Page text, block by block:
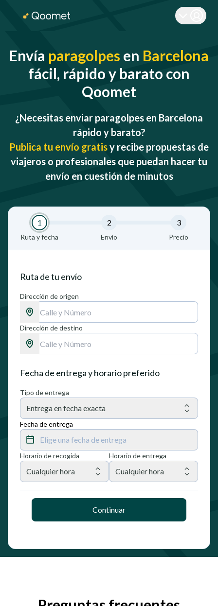
Envía paragolpes en Barcelona
fácil, rápido y barato con
Qoomet
¿Necesitas enviar paragolpes en Barcelona
rápido y barato?
Publica tu envío gratisy recibe propuestas de
viajeros o profesionales que puedan hacer tu
envío en cuestión de minutos
1
Ruta y fecha
2
Envío
3
Precio
Ruta de tu envío
Dirección de origen
Dirección de destino
Fecha de entrega y horario preferido
Tipo de entrega
Entrega en fecha exacta
Fecha de entrega
Elige una fecha de entrega
Horario de recogida
Cualquier hora
Horario de entrega
Cualquier hora
Continuar